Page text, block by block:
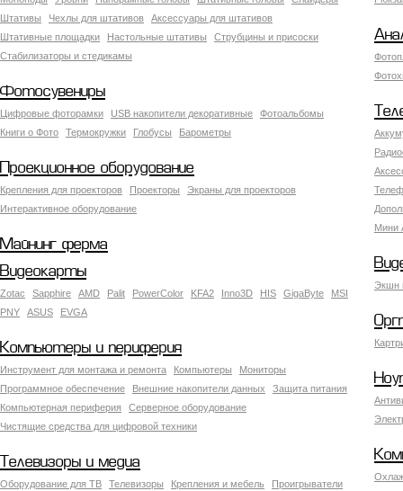
Штативы
Чехлы для штативов
Аксессуары для штативов
Штативные площадки
Настольные штативы
Струбцины и присоски
Стабилизаторы и стедикамы
Фотосувениры
Цифровые фоторамки USB накопители декоративные
Фотоальбомы
Книги о Фото
Термокружки Глобусы Барометры
Мини
Проекционное оборудование
Крепления для проекторов Проекторы
Экраны для проекторов
Интерактивное оборудование
Майнинг ферма
Экшн
Видеокарты
Zotac Sapphire AMD Palit PowerColor KFA2 Inno3D HIS GigaByte
MSI
PNY
ASUS EVGA
Компьютеры и периферия
Инструмент для монтажа и ремонта Компьютеры
Мониторы
Программное обеспечение
Внешние накопители данных
Защита питания
Компьютерная периферия
Серверное оборудование
Чистящие средства для цифровой техники
Телевизоры и медиа
Оборудование для ТВ Телевизоры Крепления и мебель Проигрыватели